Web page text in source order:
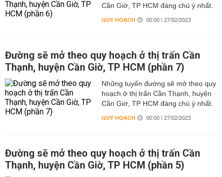
Cần Giờ, TP HCM đáng chú ý nhất.
QUY HOẠCH 00:00 | 27/02/2023
Đường sẽ mở theo quy hoạch ở thị trấn Cần
Thạnh, huyện Cần Giờ, TP HCM (phần 7)
Những tuyến đường sẽ mở theo quy
hoạch ở thị trấn Cần Thạnh, huyện
Cần Giờ, TP HCM đáng chú ý nhất.
QUY HOẠCH 00:00 | 27/02/2023
Đường sẽ mở theo quy hoạch ở thị trấn Cần
Thạnh, huyện Cần Giờ, TP HCM (phần 5)